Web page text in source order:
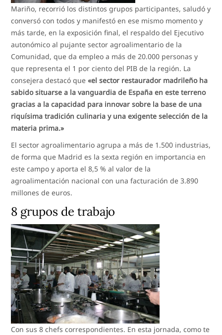
Mariño, recorrió los distintos grupos participantes, saludó y
conversó con todos y manifestó en ese mismo momento y
más tarde, en la exposición final, el respaldo del Ejecutivo
autonómico al pujante sector agroalimentario de la
Comunidad, que da empleo a más de 20.000 personas y
que representa el 1 por ciento del PIB de la región. La
consejera destacó que«el sector restaurador madrileño ha
sabido situarse a la vanguardia de España en este terreno
gracias a la capacidad para innovar sobre la base de una
riquísima tradición culinaria y una exigente selección de la
materia prima.»
El sector agroalimentario agrupa a más de 1.500 industrias,
de forma que Madrid es la sexta región en importancia en
este campo y aporta el 8,5 % al valor de la
agroalimentación nacional con una facturación de 3.890
millones de euros.
8 grupos de trabajo
Con sus 8 chefs correspondientes. En esta jornada, como te